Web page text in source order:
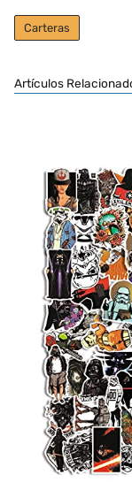
Carteras
Artículos